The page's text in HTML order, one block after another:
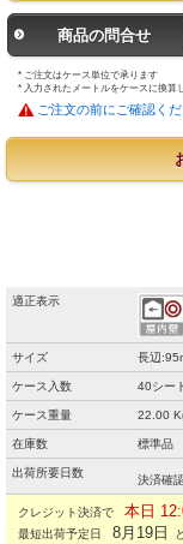
商品の問合せ
* ご注文はケース単位で承ります
* 入力されたメートルをケースに換算
ご注文の前にご確認く
適正表示
サイズ 長辺
ケース入数 40シー
ケース重量 22.00
在庫数 標準品
出荷所要日数
決済確
クレジット決済で 本日
最短出荷予定日
8月19日